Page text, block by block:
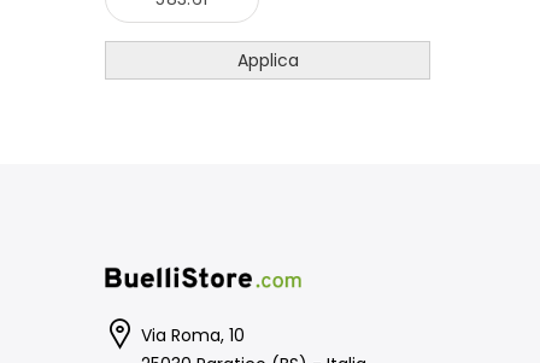
Sarfix
Savage Gear
Tubertini
ZOTTA
Applica
Via Roma, 10